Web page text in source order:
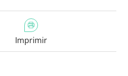
Imprimir